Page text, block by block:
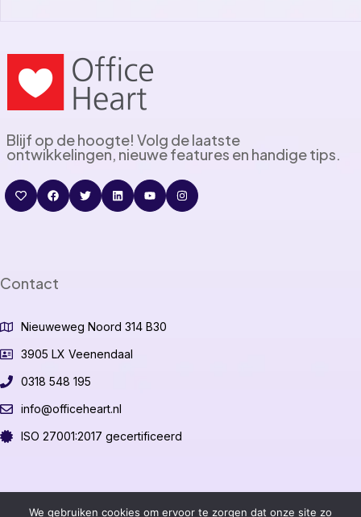
Blijf op de hoogte! Volg de laatste
ontwikkelingen, nieuwe features en handige tips.
Contact
Nieuweweg Noord 314 B30
3905 LX Veenendaal
0318 548 195
info@officeheart.nl
ISO 27001:2017 gecertificeerd
©2026 OfficeHeart B.V.
We gebruiken cookies om ervoor te zorgen dat onze site zo